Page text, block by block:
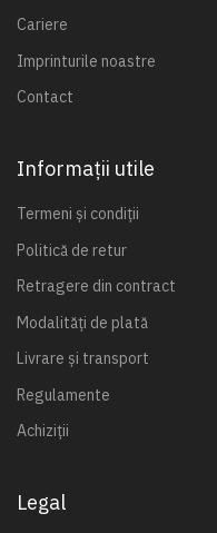
Cariere
Imprinturile noastre
Contact
Informații utile
Termeni și condiții
Politică de retur
Retragere din contract
Modalități de plată
Livrare și transport
Regulamente
Achiziții
Legal